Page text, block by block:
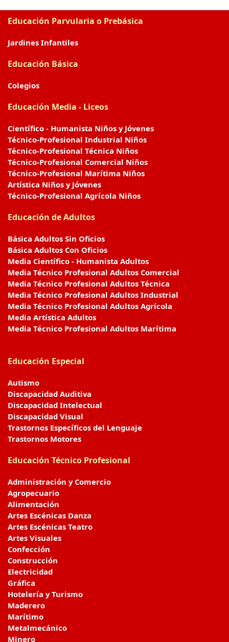
Educación Parvularia o Prebásica
Jardines Infantiles
Educación Básica
Colegios
Educación Media - Liceos
Científico - Humanista Niños y Jóvenes
Técnico-Profesional Industrial Niños
Técnico-Profesional Técnica Niños
Técnico-Profesional Comercial Niños
Técnico-Profesional Marítima Niños
Artística Niños y Jóvenes
Técnico-Profesional Agrícola Niños
Educación de Adultos
Básica Adultos Sin Oficios
Básica Adultos Con Oficios
Media Científico - Humanista Adultos
Media Técnico Profesional Adultos Comercial
Media Técnico Profesional Adultos Técnica
Media Técnico Profesional Adultos Industrial
Media Técnico Profesional Adultos Agrícola
Media Artística Adultos
Media Técnico Profesional Adultos Marítima
Educación Especial
Autismo
Discapacidad Auditiva
Discapacidad Intelectual
Discapacidad Visual
Trastornos Específicos del Lenguaje
Trastornos Motores
Educación Técnico Profesional
Administración y Comercio
Agropecuario
Alimentación
Artes Escénicas Danza
Artes Escénicas Teatro
Artes Visuales
Confección
Construcción
Electricidad
Gráfica
Hotelería y Turismo
Maderero
Marítimo
Metalmecánico
Minero